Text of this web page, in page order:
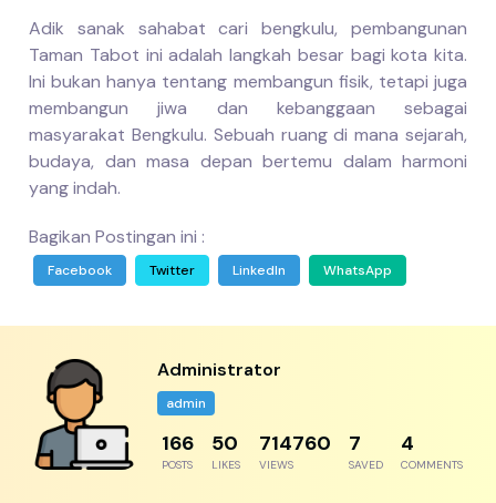
Adik sanak sahabat cari bengkulu, pembangunan
Taman Tabot ini adalah langkah besar bagi kota kita.
Ini bukan hanya tentang membangun fisik, tetapi juga
membangun jiwa dan kebanggaan sebagai
masyarakat Bengkulu. Sebuah ruang di mana sejarah,
budaya, dan masa depan bertemu dalam harmoni
yang indah.
Bagikan Postingan ini :
Facebook Twitter LinkedIn WhatsApp
Administrator
admin
204
POSTS
61
LIKES
879705
VIEWS
8
SAVED
5
COMMENTS